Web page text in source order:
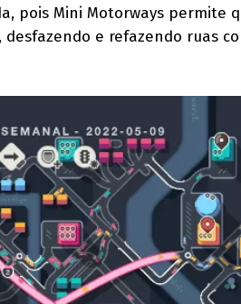
pois Mini Motorways permite
e refazendo ruas